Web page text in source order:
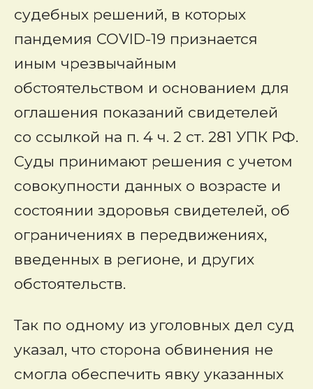
судебных решений, в которых
пандемия COVID-19 признается
иным чрезвычайным
обстоятельством и основанием для
оглашения показаний свидетелей
со ссылкой на п. 4 ч. 2 ст. 281 УПК РФ.
Суды принимают решения с учетом
совокупности данных о возрасте и
состоянии здоровья свидетелей, об
ограничениях в передвижениях,
введенных в регионе, и других
обстоятельств.
Так по одному из уголовных дел суд
указал, что сторона обвинения не
смогла обеспечить явку указанных